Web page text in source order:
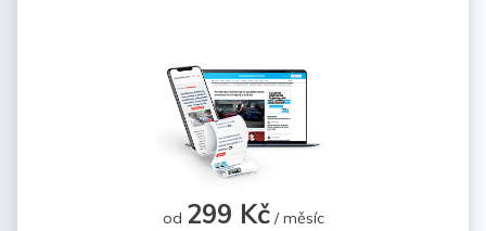
od 299 Kč/ měsíc